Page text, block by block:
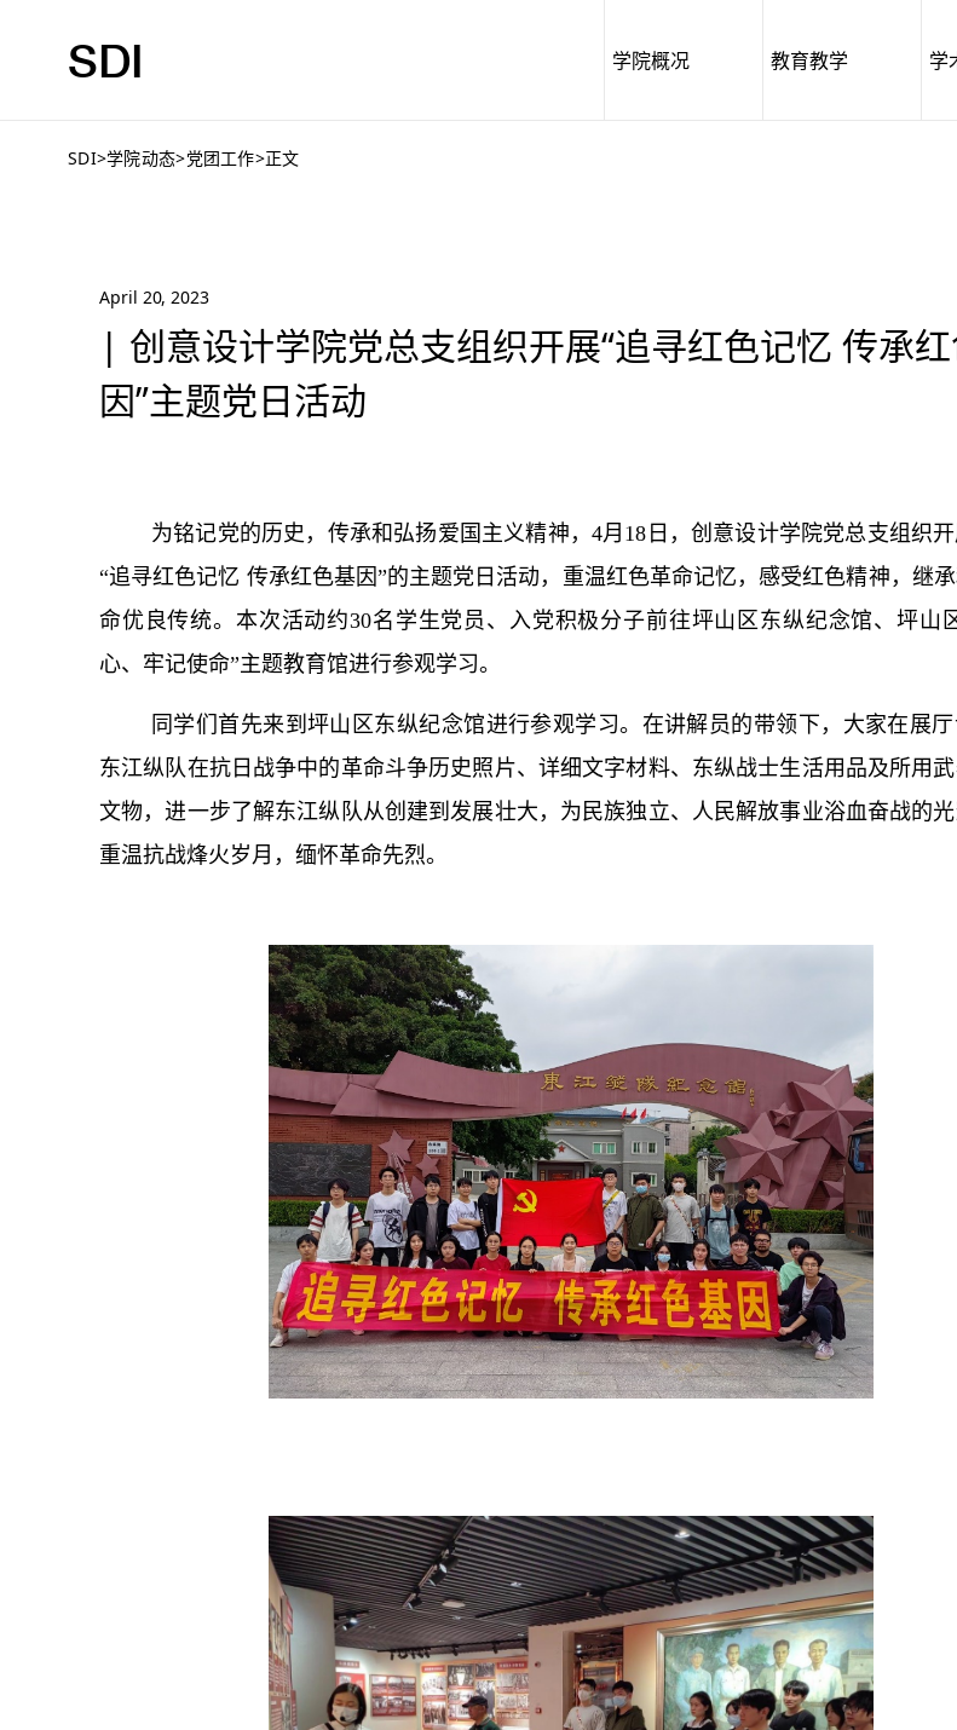
SDI 学院概况 教育教学 学
SDI>学院动态>党团工作>正文
April 20, 2023
| 创意设计学院党总支组织开展“追寻红色记忆 传承
因”主题党日活动
为铭记党的历史，传承和弘扬爱国主义精神，4月18日，创意设计学院党总支组织
“追寻红色记忆 传承红色基因”的主题党日活动，重温红色革命记忆，感受红色精神，继
命优良传统。本次活动约30名学生党员、入党积极分子前往坪山区东纵纪念馆、坪山
心、牢记使命”主题教育馆进行参观学习。
同学们首先来到坪山区东纵纪念馆进行参观学习。在讲解员的带领下，大家在展
东江纵队在抗日战争中的革命斗争历史照片、详细文字材料、东纵战士生活用品及所用
文物，进一步了解东江纵队从创建到发展壮大，为民族独立、人民解放事业浴血奋战的光
重温抗战烽火岁月，缅怀革命先烈。